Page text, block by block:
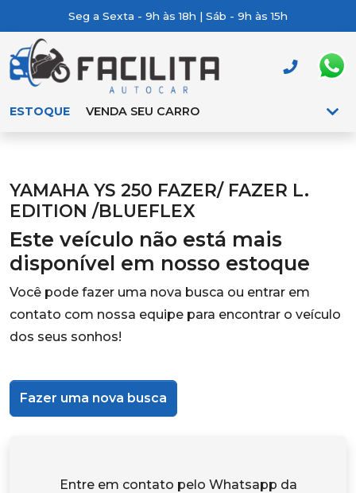
Seg a Sexta - 9h às 18h | Sáb - 9h às 15h
ESTOQUE VENDA SEU CARRO
YAMAHA YS 250 FAZER/ FAZER L.
EDITION /BLUEFLEX
Este veículo não está mais
disponível em nosso estoque
Você pode fazer uma nova busca ou entrar em
contato com nossa equipe para encontrar o veículo
dos seus sonhos!
Fazer uma nova busca
Entre em contato pelo Whatsapp da